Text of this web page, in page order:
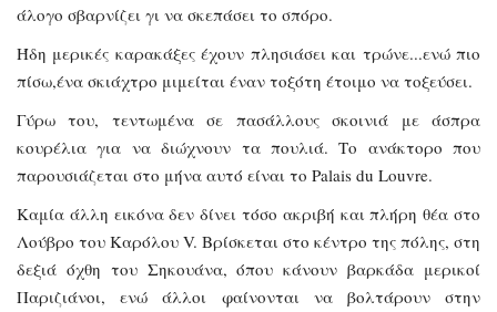
άλογο σβαρνίζει γι να σκεπάσει το σπόρο.
Ήδη μερικές καρακάξες έχουν πλησιάσει και τρώνε...ενώ πιο
πίσω,ένα σκιάχτρο μιμείται έναν τοξότη έτοιμο να τοξεύσει.
Γύρω του, τεντωμένα σε πασάλλους σκοινιά με άσπρα
κουρέλια για να διώχνουν τα πουλιά. Το ανάκτορο που
παρουσιάζεται στο μήνα αυτό είναι το Palais du Louvre.
Καμία άλλη εικόνα δεν δίνει τόσο ακριβή και πλήρη θέα στο
Λούβρο του Καρόλου V. Βρίσκεται στο κέντρο της πόλης, στη
δεξιά όχθη του Σηκουάνα, όπου κάνουν βαρκάδα μερικοί
Παριζιάνοι, ενώ άλλοι φαίνονται να βολτάρουν στην